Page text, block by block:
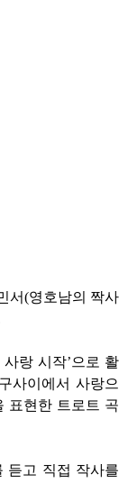
서(영호남의 짝사
사랑 시작’으로 활
사이에서 사랑으
표현한 트로트 곡
듣고 직접 작사를